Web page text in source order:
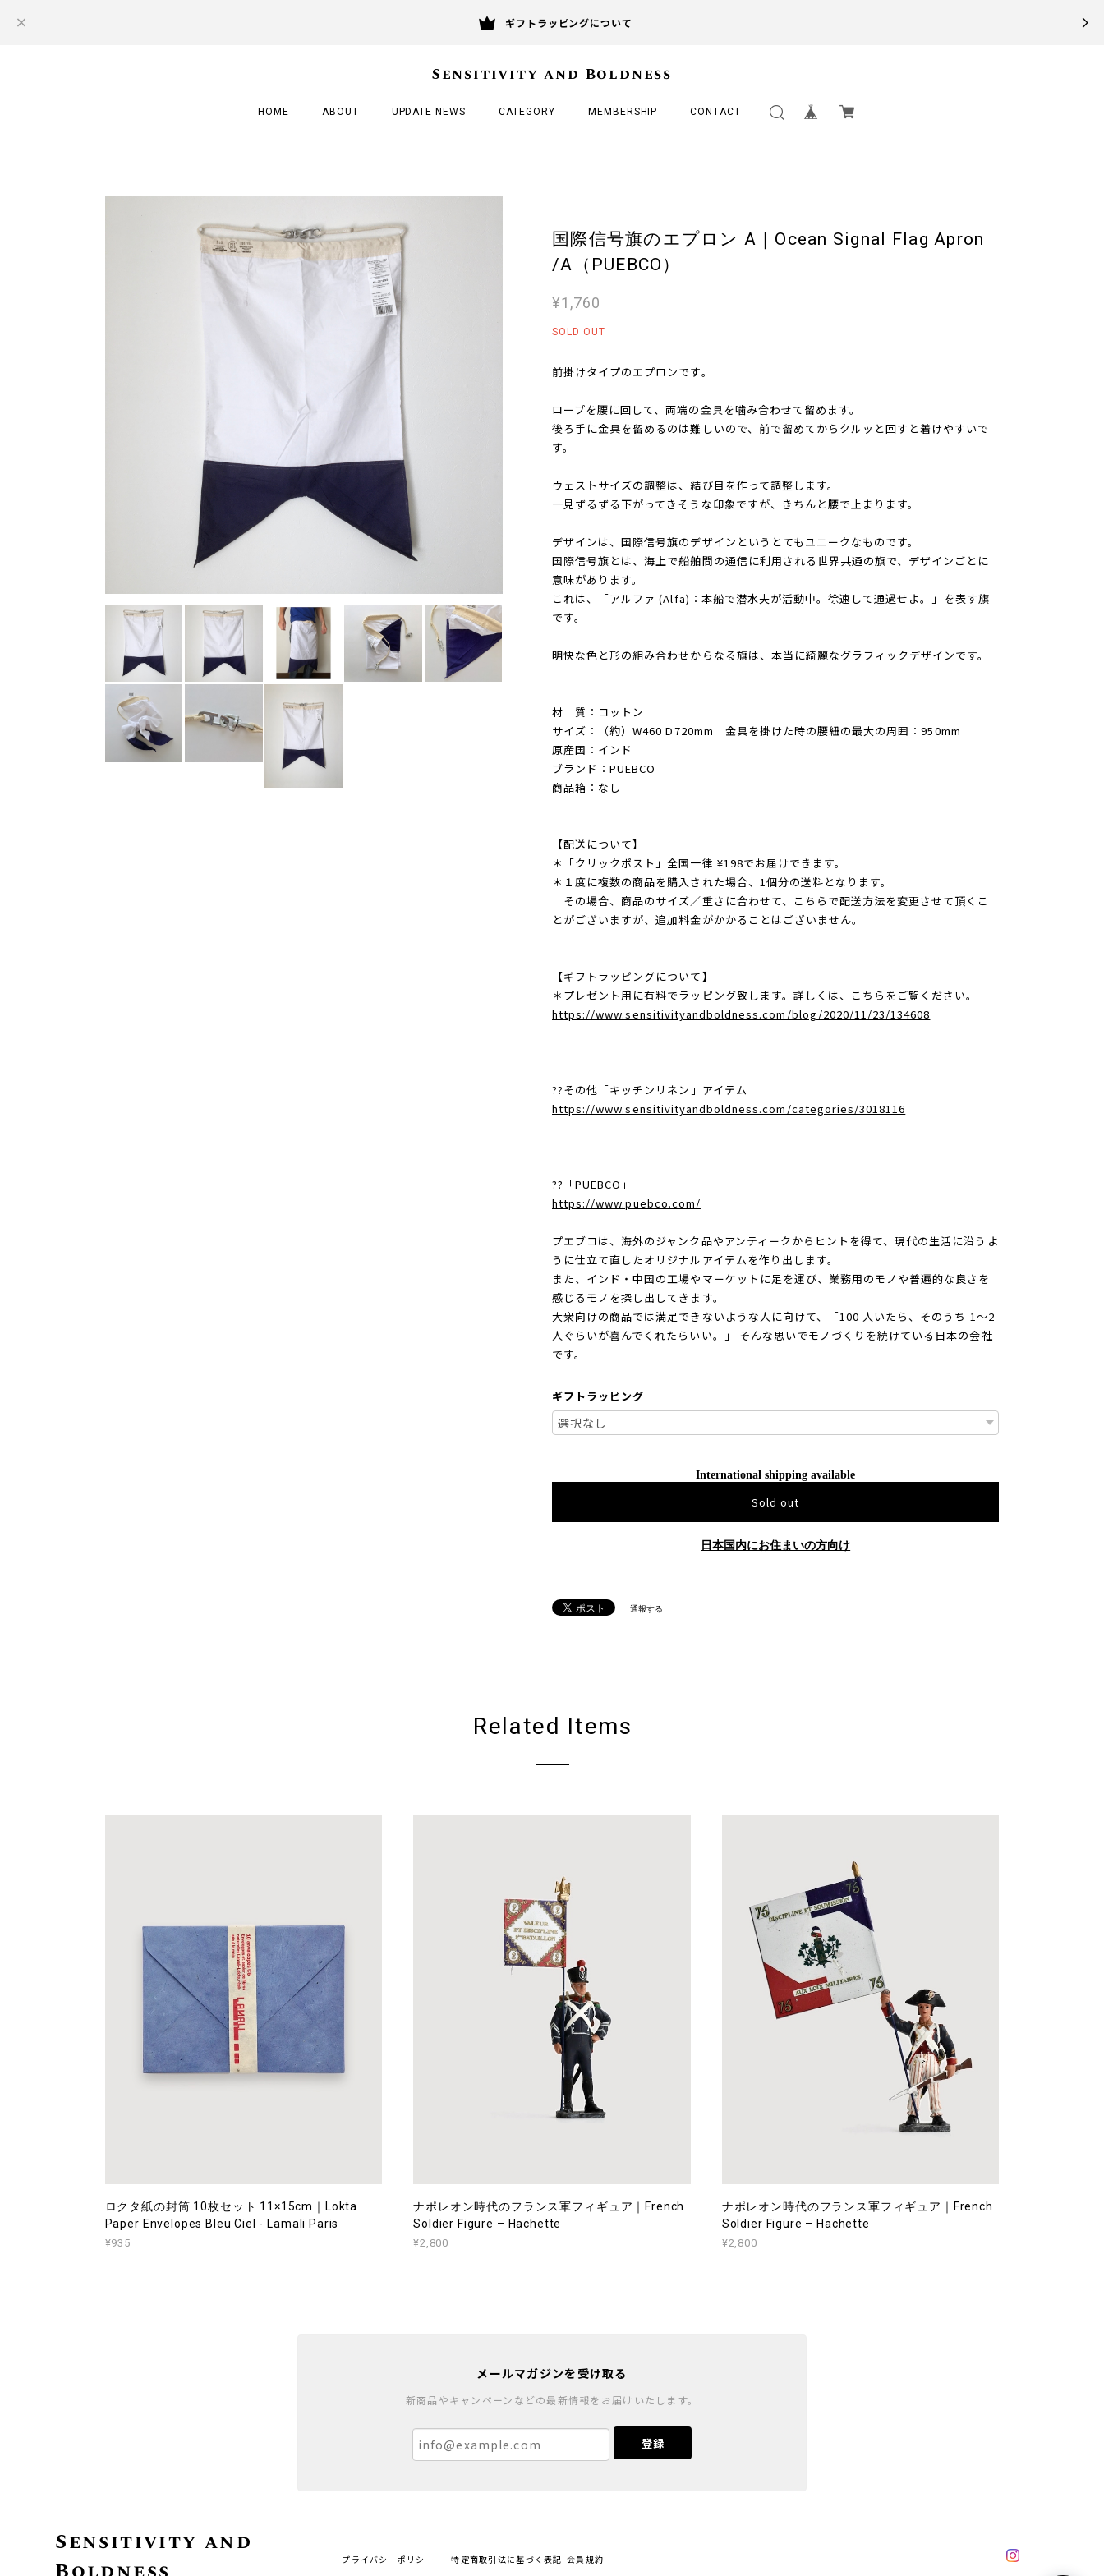
ギフトラッピングについて
Sensitivity and Boldness
HOME ABOUT UPDATE NEWS CATEGORY MEMBERSHIP CONTACT
国際信号旗のエプロン A｜Ocean Signal Flag Apron
/A（PUEBCO）
¥1,760
SOLD OUT
前掛けタイプのエプロンです。
ロープを腰に回して、両端の金具を噛み合わせて留めます。
後ろ手に金具を留めるのは難しいので、前で留めてからクルッと回すと着けやすいで
す。
ウェストサイズの調整は、結び目を作って調整します。
一見ずるずる下がってきそうな印象ですが、きちんと腰で止まります。
デザインは、国際信号旗のデザインというとてもユニークなものです。
国際信号旗とは、海上で船舶間の通信に利用される世界共通の旗で、デザインごとに
意味があります。
これは、「アルファ (Alfa)：本船で潜水夫が活動中。徐速して通過せよ。」を表す旗
です。
明快な色と形の組み合わせからなる旗は、本当に綺麗なグラフィックデザインです。
材 質：コットン
サイズ：（約）W460 D720mm 金具を掛けた時の腰紐の最大の周囲：950mm
原産国：インド
ブランド：PUEBCO
商品箱：なし
【配送について】
＊「クリックポスト」全国一律 ¥198でお届けできます。
＊１度に複数の商品を購入された場合、1個分の送料となります。
その場合、商品のサイズ／重さに合わせて、こちらで配送方法を変更させて頂くこ
とがございますが、追加料金がかかることはございません。
【ギフトラッピングについて】
＊プレゼント用に有料でラッピング致します。詳しくは、こちらをご覧ください。
https://www.sensitivityandboldness.com/blog/2020/11/23/134608
??その他「キッチンリネン」アイテム
https://www.sensitivityandboldness.com/categories/3018116
??「PUEBCO」
https://www.puebco.com/
プエブコは、海外のジャンク品やアンティークからヒントを得て、現代の生活に沿うよ
うに仕立て直したオリジナルアイテムを作り出します。
また、インド・中国の工場やマーケットに足を運び、業務用のモノや普遍的な良さを
感じるモノを探し出してきます。
大衆向けの商品では満足できないような人に向けて、「100 人いたら、そのうち 1～2
人ぐらいが喜んでくれたらいい。」 そんな思いでモノづくりを続けている日本の会社
です。
ギフトラッピング
International shipping available
Sold out
日本国内にお住まいの方向け
通報する
Related Items
ロクタ紙の封筒 10枚セット 11×15cm｜Lokta
Paper Envelopes Bleu Ciel - Lamali Paris
¥935
ナポレオン時代のフランス軍フィギュア｜French
Soldier Figure – Hachette
¥2,800
ナポレオン時代のフランス軍フィギュア｜French
Soldier Figure – Hachette
¥2,800
メールマガジンを受け取る
新商品やキャンペーンなどの最新情報をお届けいたします。
登録
Sensitivity and
プライバシーポリシー 特定商取引法に基づく表記 会員規約